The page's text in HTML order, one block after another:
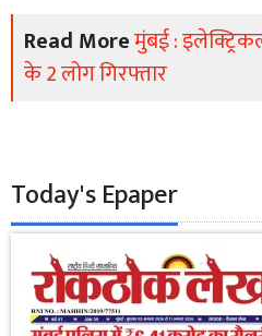
Read Moreमुंबई :
के 2 लोग गिरफ्तार
Today's Epaper